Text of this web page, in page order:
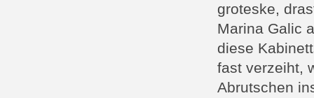
groteske,
Marina Galic
diese
fast verzeiht,
Abrutschen